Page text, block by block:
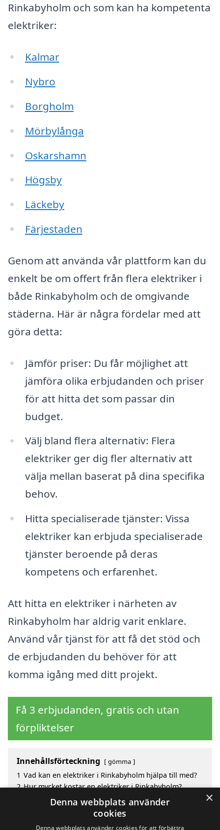
Rinkabyholm och som kan ha kompetenta
elektriker:
Kalmar
Nybro
Borgholm
Mörbylånga
Oskarshamn
Högsby
Läckeby
Färjestaden
Genom att använda vår plattform kan du
enkelt be om offert från flera elektriker i
både Rinkabyholm och de omgivande
städerna. Här är några fördelar med att
göra detta:
Jämför priser: Du får möjlighet att
jämföra olika erbjudanden och priser
för att hitta det som passar din
budget.
Välj bland flera alternativ: Flera
elektriker ger dig fler alternativ att
välja mellan baserat på dina specifika
behov.
Hitta specialiserade tjänster: Vissa
elektriker kan erbjuda specialiserade
tjänster beroende på deras
kompetens och erfarenhet.
Att hitta en elektriker i närheten av
Rinkabyholm har aldrig varit enklare.
Använd vår tjänst för att få det stöd och
de erbjudanden du behöver för att
komma igång med ditt projekt.
Få 3 erbjudanden, gratis och utan
förpliktelser
Innehållsförteckning gömma
1 Vad kan en elektriker i Rinkabyholm hjälpa till med?
2 Hur mycket kostar en elektriker i Rinkabyholm?
Fördelar med att välja elektriker i Rinkabyholm
Sök efter en skicklig elektriker i de omgivande
×
Denna webbplats använder
cookies
Denna webbplats använder cookies för att förbättra